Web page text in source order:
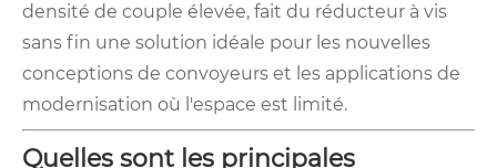
densité de couple élevée, fait du réducteur à vis
sans fin une solution idéale pour les nouvelles
conceptions de convoyeurs et les applications de
modernisation où l'espace est limité.
Quelles sont les principales